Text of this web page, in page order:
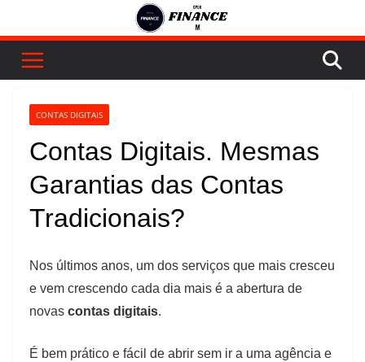
para
conteúdo
CONTAS DIGITAIS
Contas Digitais. Mesmas
Garantias das Contas
Tradicionais?
Nos últimos anos, um dos serviços que mais cresceu
e vem crescendo cada dia mais é a abertura de
novas contas digitais.
É bem prático e fácil de abrir sem ir a uma agência e